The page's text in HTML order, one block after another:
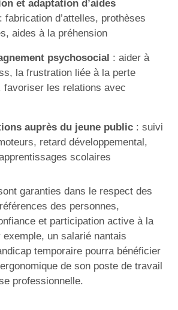
et adaptation d’aides
: fabrication d’attelles, prothèses
aides à la préhension
psychosocial : aider à
la frustration liée à la perte
favoriser les relations avec
auprès du jeune public : suivi
retard développemental,
scolaires
garanties dans le respect des
des personnes,
et participation active à la
exemple, un salarié nantais
temporaire pourra bénéficier
de son poste de travail
professionnelle.